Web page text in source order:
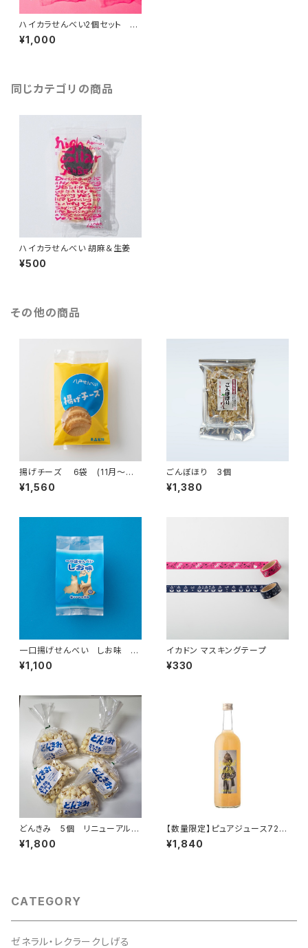
ハイカラせんべい2個セット
(抹茶＆珈琲、胡麻＆生姜 各1
個)
¥1,000
同じカテゴリの商品
ハイカラせんべい 胡麻＆生姜
¥500
その他の商品
揚げチーズ 6袋 (11月～値
上げ)
¥1,560
ごんぼほり 3個
¥1,380
一口揚げせんべい しお味 5
0g 5個
¥1,100
イカドン マスキングテープ
¥330
どんきみ 5個 リニューアル
(容量 価格変更)
¥1,800
【数量限定】ピュアジュース720
ml (2025年製造分入荷しまし
た)
¥1,840
CATEGORY
ゼネラル・レクラークしげる